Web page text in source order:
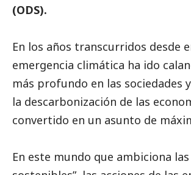
(ODS).
En los años transcurridos desde
emergencia climática ha ido
más profundo en las sociedades
la descarbonización de las
convertido en un asunto de
En este mundo que ambiciona las